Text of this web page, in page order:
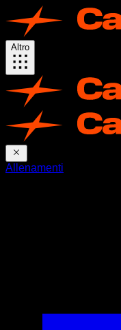
Altro
Allenamenti